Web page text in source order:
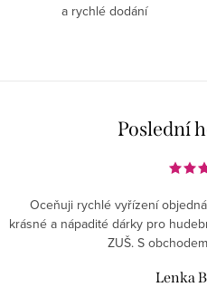
a rychlé dodání
Poslední
Oceňuji rychlé vyřízení
krásné a nápadité dárky pro
ZUŠ. S
Lenka